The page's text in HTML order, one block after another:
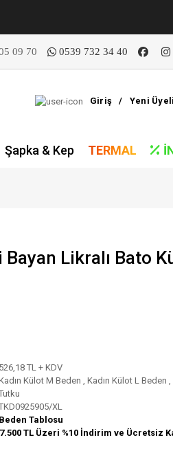
09 70 0539 732 34 40
Giriş / Yeni
Şapka & Kep TERMAL
Likralı Bato
526,18 TL + KDV
Külot M Beden ,Kadın Külot L Beden ,
XL
Beden Tablosu
7.500 TL Üzeri %10 İndirim ve Ücretsiz